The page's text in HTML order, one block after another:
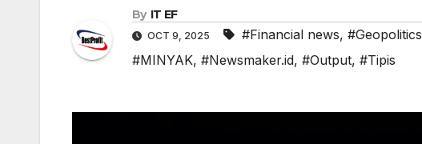
By IT EF
OCT 9, 2025 #Financial news, #Geopolitics
#MINYAK, #Newsmaker.id, #Output, #Tipis